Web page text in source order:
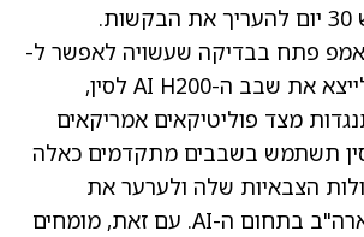
פתח בבדיקה שעשויה לאפשר ל-
Nvidia להתחיל לייצא את שבב ה-AI H200 לסין,
מצד פוליטיקאים אמריקאים
תשתמש בשבבים מתקדמים כאלה
הצבאיות שלה ולערער את
הדומיננטיות של ארה"ב בתחום ה-AI. עם זאת, מומחים